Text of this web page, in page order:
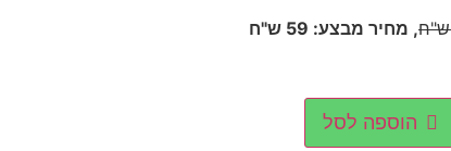
ש"ח, מחיר מבצע: 59 ש"ח
הוספה לסל